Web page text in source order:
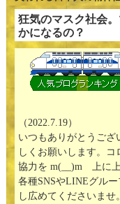
狂気のマスク社会
かになるの？
（2022.7.19）
いつもありがとうござ
しくお願いします。
協力を m(__)m 上に
各種SNSやLINEグル
し広めてくださいませ。